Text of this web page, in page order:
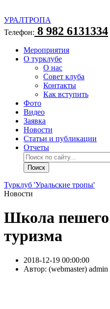
УРАЛТРОПА
Телефон: 8 982 6131334
Мероприятия
О турклубе
О нас
Совет клуба
Контакты
Как вступить
Фото
Видео
Заявка
Новости
Статьи и публикации
Отчеты
Турклуб 'Уральские тропы'
Новости
Школа
туризма
2018-12-19 00:00:00
Автор: ( webmaster)